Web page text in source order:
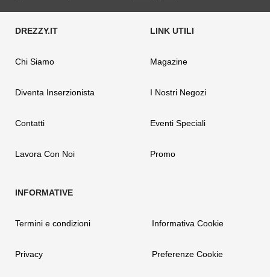
Chi Siamo
Diventa Inserzionista
Contatti
Lavora Con Noi
Magazine
I Nostri Negozi
Eventi Speciali
Promo
Termini e condizioni
Privacy
Informativa Cookie
Preferenze Cookie